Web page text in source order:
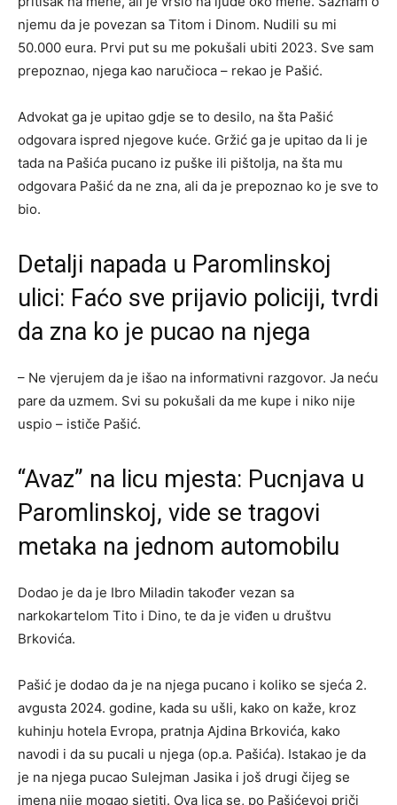
njemu da je povezan sa Titom i Dinom. Nudili su mi
50.000 eura. Prvi put su me pokušali ubiti 2023. Sve sam
prepoznao, njega kao naručioca – rekao je Pašić.
Advokat ga je upitao gdje se to desilo, na šta Pašić
odgovara ispred njegove kuće. Gržić ga je upitao da li je
tada na Pašića pucano iz puške ili pištolja, na šta mu
odgovara Pašić da ne zna, ali da je prepoznao ko je sve to
bio.
Detalji napada u Paromlinskoj
ulici: Faćo sve prijavio policiji, tvrdi
da zna ko je pucao na njega
– Ne vjerujem da je išao na informativni razgovor. Ja neću
pare da uzmem. Svi su pokušali da me kupe i niko nije
uspio – ističe Pašić.
“Avaz” na licu mjesta: Pucnjava u
Paromlinskoj, vide se tragovi
metaka na jednom automobilu
Dodao je da je Ibro Miladin također vezan sa
narkokartelom Tito i Dino, te da je viđen u društvu
Brkovića.
Pašić je dodao da je na njega pucano i koliko se sjeća 2.
avgusta 2024. godine, kada su ušli, kako on kaže, kroz
kuhinju hotela Evropa, pratnja Ajdina Brkovića, kako
navodi i da su pucali u njega (op.a. Pašića). Istakao je da
je na njega pucao Sulejman Jasika i još drugi čijeg se
imena nije mogao sjetiti. Ova lica se, po Pašićevoj priči